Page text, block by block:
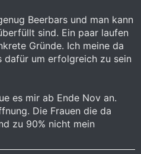
Beerbars und man kann
sind. Ein paar laufen
Gründe. Ich meine da
um erfolgreich zu sein
es mir ab Ende Nov an.
Die Frauen die da
zu 90% nicht mein